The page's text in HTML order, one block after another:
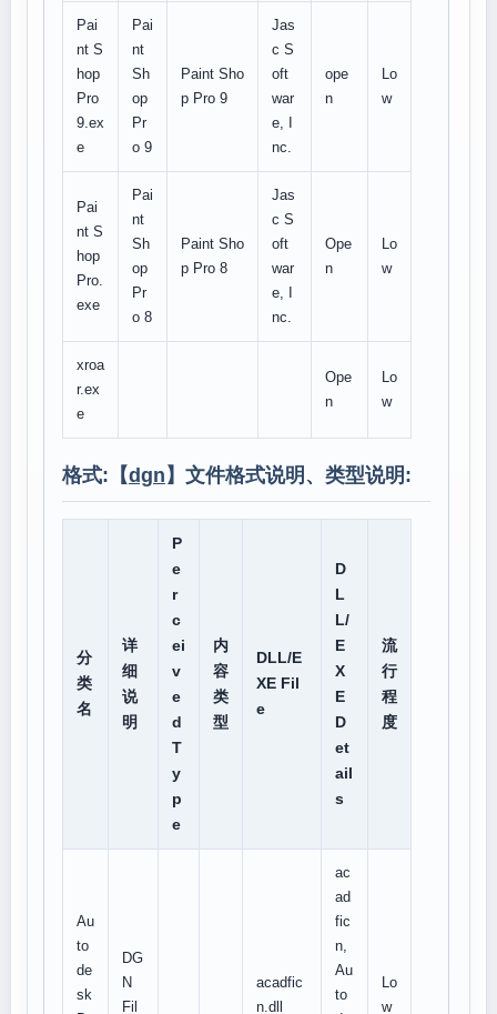
Pai
nt S
hop
Pro
9.ex
e
Pai
nt
Sh
op
Pr
o 9
Paint Sho
p Pro 9
Jas
c S
oft
war
e, I
nc.
ope
n
Lo
w
Pai
nt S
hop
Pro.
exe
Pai
nt
Sh
op
Pr
o 8
Paint Sho
p Pro 8
Jas
c S
oft
war
e, I
nc.
Ope
n
Lo
w
xroa
r.ex
e
Ope
n
Lo
w
格式:【dgn 】文件格式说明、类型说明:
分
类
名
详
细
说
明
P
e
r
c
ei
v
e
d
T
y
p
e
内
容
类
型
DLL/E
XE Fil
e
D
L
L/
E
X
E
D
et
ail
s
流
行
程
度
Au
to
de
sk
DG
N
Fil
acadfic
n.dll
ac
ad
fic
n,
Au
to
Lo
w